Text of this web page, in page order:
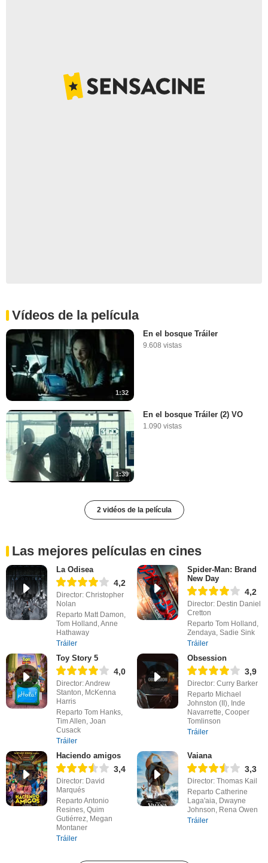
Vídeos de la película
1:32
En el bosque Tráiler
9.608 vistas
1:39
En el bosque Tráiler (2) VO
1.090 vistas
2 vidéos de la película
Las mejores películas en cines
La Odisea
4,2
Director: Christopher
Nolan
Reparto Matt Damon,
Tom Holland, Anne
Hathaway
Tráiler
Spider-Man: Brand
New Day
4,2
Director: Destin Daniel
Cretton
Reparto Tom Holland,
Zendaya, Sadie Sink
Tráiler
Toy Story 5
4,0
Director: Andrew
Stanton, McKenna
Harris
Reparto Tom Hanks,
Tim Allen, Joan
Cusack
Tráiler
Obsession
3,9
Director: Curry Barker
Reparto Michael
Johnston (II), Inde
Navarrette, Cooper
Tomlinson
Tráiler
Haciendo amigos
3,4
Director: David
Marqués
Reparto Antonio
Resines, Quim
Gutiérrez, Megan
Montaner
Tráiler
Vaiana
3,3
Director: Thomas Kail
Reparto Catherine
Laga'aia, Dwayne
Johnson, Rena Owen
Tráiler